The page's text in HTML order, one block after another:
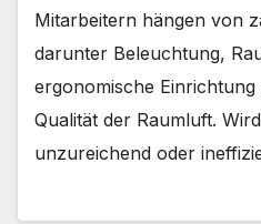
Mitarbeitern hängen von
darunter Beleuchtung,
ergonomische
Qualität der Raumluft.
unzureichend oder